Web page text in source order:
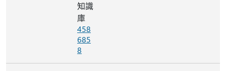
知識
庫
458
685
8